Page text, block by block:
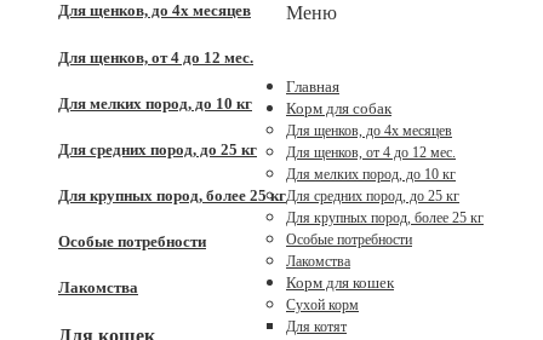
Для щенков, до 4x месяцев
Для щенков, от 4 до 12 мес.
Для мелких пород, до 10 кг
Для средних пород, до 25 кг
Для крупных пород, более 25 кг
Особые потребности
Лакомства
Для кошек
Меню
Главная
Корм для собак
Для щенков, до 4x месяцев
Для щенков, от 4 до 12 мес.
Для мелких пород, до 10 кг
Для средних пород, до 25 кг
Для крупных пород, более 25 кг
Особые потребности
Лакомства
Корм для кошек
Сухой корм
Для котят